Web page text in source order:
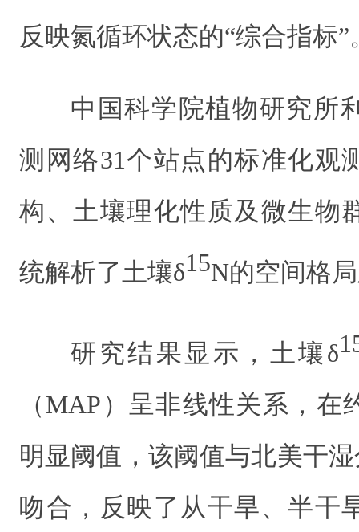
反映氮循环状态的“综合指标”
中国科学院植物研究所
测网络31个站点的标准化观
构、土壤理化性质及微生物
统解析了土壤δ15N的空间格
研究结果显示，土壤δ
（MAP）呈非线性关系，在
明显阈值，该阈值与北美干
吻合，反映了从干旱、半干